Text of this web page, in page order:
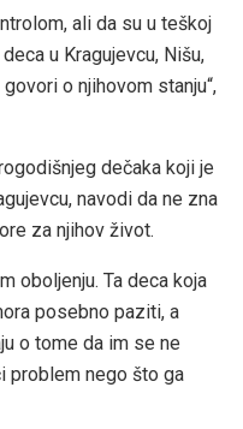
ali da su u teškoj
u Kragujevcu, Nišu,
o njihovom stanju“,
dečaka koji je
navodi da ne zna
za njihov život.
oboljenju. Ta deca koja
posebno paziti, a
o tome da im se ne
problem nego što ga